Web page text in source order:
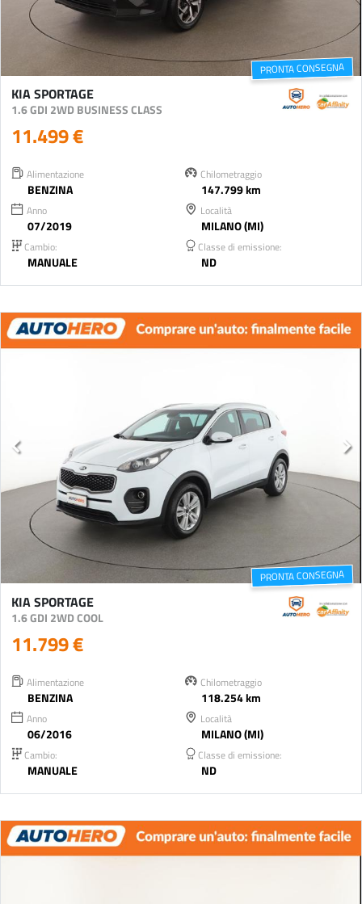
PRONTA CONSEGNA
KIA SPORTAGE
1.6 GDI 2WD BUSINESS CLASS
11.499 €
Alimentazione
BENZINA
Chilometraggio
147.799 km
Anno
07/2019
Località
MILANO (MI)
Cambio:
MANUALE
Classe di emissione:
ND
PRONTA CONSEGNA
KIA SPORTAGE
1.6 GDI 2WD COOL
11.799 €
Alimentazione
BENZINA
Chilometraggio
118.254 km
Anno
06/2016
Località
MILANO (MI)
Cambio:
MANUALE
Classe di emissione:
ND